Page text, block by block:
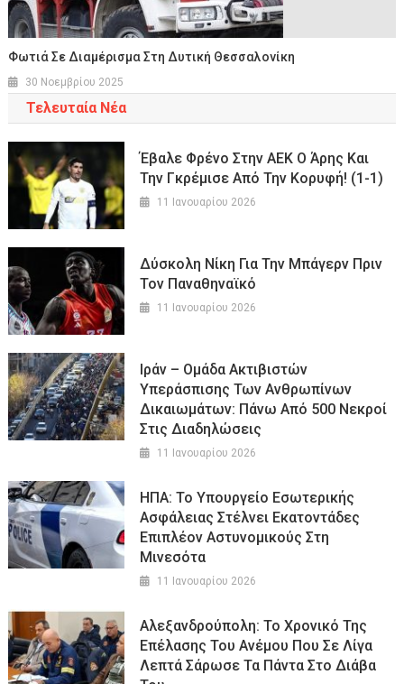
Φωτιά Σε Διαμέρισμα Στη Δυτική Θεσσαλονίκη
30 Νοεμβρίου 2025
Τελευταία Νέα
Έβαλε Φρένο Στην ΑΕΚ Ο Άρης Και
Την Γκρέμισε Από Την Κορυφή! (1-1)
11 Ιανουαρίου 2026
Δύσκολη Νίκη Για Την Μπάγερν Πριν
Τον Παναθηναϊκό
11 Ιανουαρίου 2026
Ιράν – Ομάδα Ακτιβιστών
Υπεράσπισης Των Ανθρωπίνων
Δικαιωμάτων: Πάνω Από 500 Νεκροί
Στις Διαδηλώσεις
11 Ιανουαρίου 2026
ΗΠΑ: Το Υπουργείο Εσωτερικής
Ασφάλειας Στέλνει Εκατοντάδες
Επιπλέον Αστυνομικούς Στη
Μινεσότα
11 Ιανουαρίου 2026
Αλεξανδρούπολη: Το Χρονικό Της
Επέλασης Του Ανέμου Που Σε Λίγα
Λεπτά Σάρωσε Τα Πάντα Στο Διάβα